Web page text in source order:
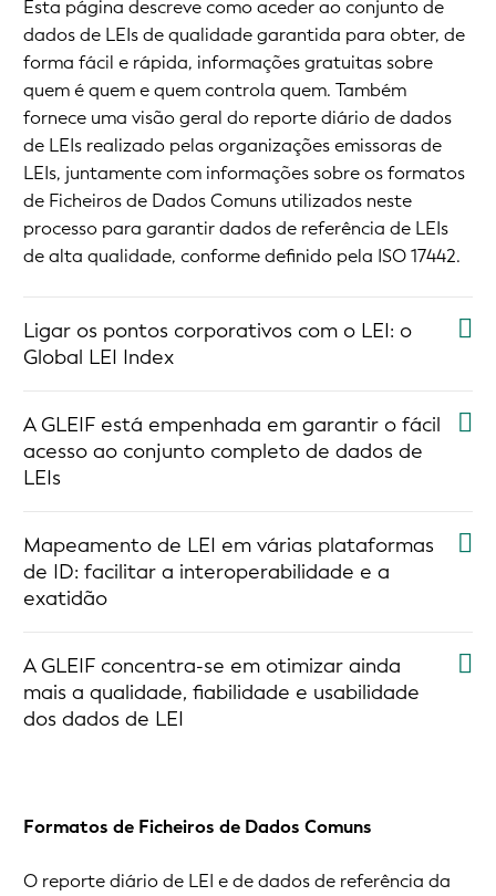
Esta página descreve como aceder ao conjunto de
dados de LEIs de qualidade garantida para obter, de
forma fácil e rápida, informações gratuitas sobre
quem é quem e quem controla quem. Também
fornece uma visão geral do reporte diário de dados
de LEIs realizado pelas organizações emissoras de
LEIs, juntamente com informações sobre os formatos
de Ficheiros de Dados Comuns utilizados neste
processo para garantir dados de referência de LEIs
de alta qualidade, conforme definido pela ISO 17442.
Ligar os pontos corporativos com o LEI: o
Global LEI Index
A GLEIF está empenhada em garantir o fácil
acesso ao conjunto completo de dados de
LEIs
Mapeamento de LEI em várias plataformas
de ID: facilitar a interoperabilidade e a
exatidão
A GLEIF concentra-se em otimizar ainda
mais a qualidade, fiabilidade e usabilidade
dos dados de LEI
Formatos de Ficheiros de Dados Comuns
O reporte diário de LEI e de dados de referência da